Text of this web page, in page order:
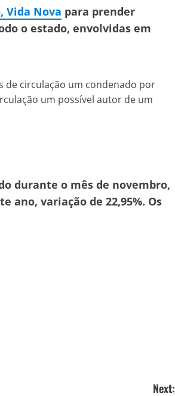
Vida Nova para prender
o estado, envolvidas em
de circulação um condenado por
um possível autor de um
durante o mês de novembro,
ano, variação de 22,95%. Os
Next: